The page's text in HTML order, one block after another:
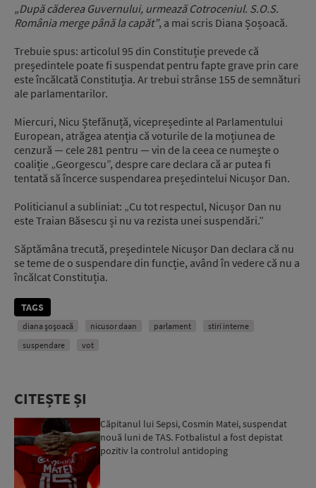
„După căderea Guvernului, urmează Cotroceniul. S.O.S.
România merge până la capăt”, a mai scris Diana Șoșoacă.
Trebuie spus: articolul 95 din Constituție prevede că
președintele poate fi suspendat pentru fapte grave prin care
este încălcată Constituția. Ar trebui strânse 155 de semnături
ale parlamentarilor.
Miercuri, Nicu Ștefănuță, vicepreședinte al Parlamentului
European, atrăgea atenția că voturile de la moțiunea de
cenzură — cele 281 pentru — vin de la ceea ce numește o
coaliție „Georgescu”, despre care declara că ar putea fi
tentată să încerce suspendarea președintelui Nicușor Dan.
Politicianul a subliniat: „Cu tot respectul, Nicușor Dan nu
este Traian Băsescu și nu va rezista unei suspendări.”
Săptămâna trecută, președintele Nicușor Dan declara că nu
se teme de o suspendare din funcție, având în vedere că nu a
încălcat Constituția.
TAGS
diana șoșoacă nicusor daan parlament
stiri interne
suspendare
vot
CITEȘTE ȘI
Căpitanul lui Sepsi, Cosmin Matei, suspendat
nouă luni de TAS. Fotbalistul a fost depistat
pozitiv la controlul antidoping